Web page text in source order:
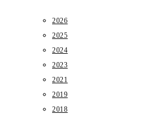
2026
2025
2024
2023
2021
2019
2018